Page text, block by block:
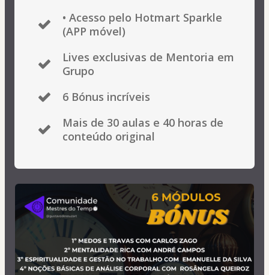
• Acesso pelo Hotmart Sparkle
(APP móvel)
Lives exclusivas de Mentoria em
Grupo
6 Bónus incríveis
Mais de 30 aulas e 40 horas de
conteúdo original